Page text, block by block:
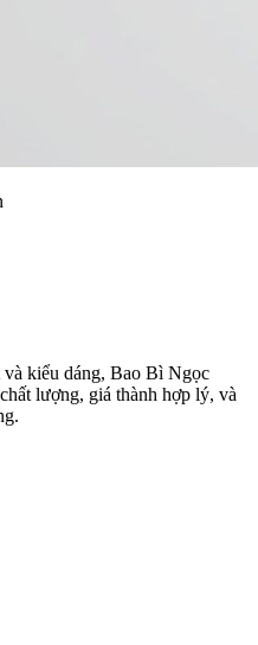
kiểu dáng, Bao Bì Ngọc
lượng, giá thành hợp lý, và